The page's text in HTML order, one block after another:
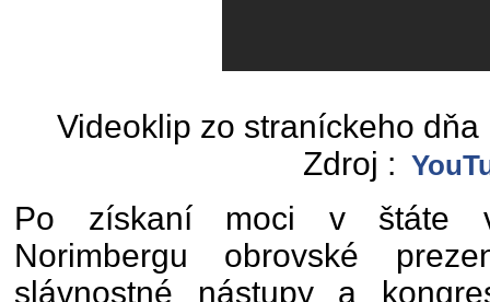
Videoklip zo straníckeho
Zdroj :
Po získaní moci v štáte
Norimbergu obrovské
slávnostné nástupy a